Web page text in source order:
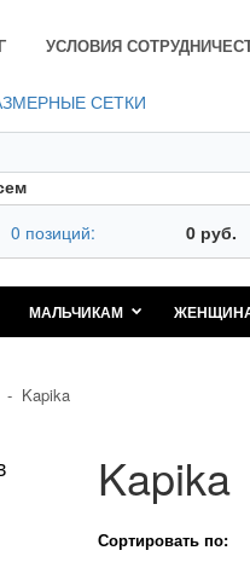
УСЛОВИЯ
СЕТКИ
0 позиций: 0 руб.
МАЛЬЧИКАМ
- Kapika
Kapika
Сортировать по: